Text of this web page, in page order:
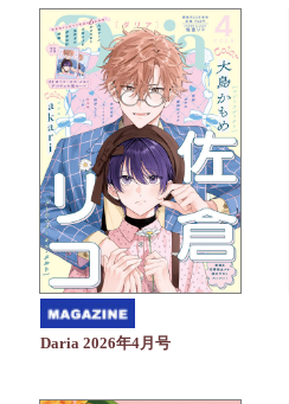
Daria 2026年4月号